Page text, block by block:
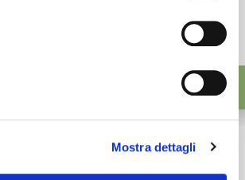
Mostra dettagli